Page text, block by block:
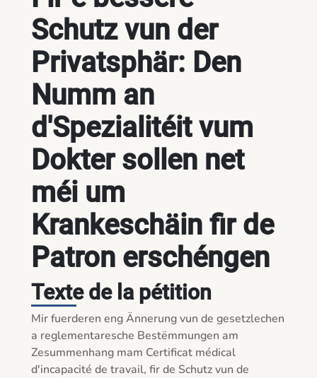
Schutz vun der
Privatsphär: Den
Numm an
d'Spezialitéit vum
Dokter sollen net
méi um
Krankeschäin fir de
Patron erschéngen
Texte de la pétition
Mir fuerderen eng Ännerung vun de gesetzlechen
a reglementaresche Bestëmmungen am
Zesummenhang mam Certificat médical
d'incapacité de travail, fir de Schutz vun de